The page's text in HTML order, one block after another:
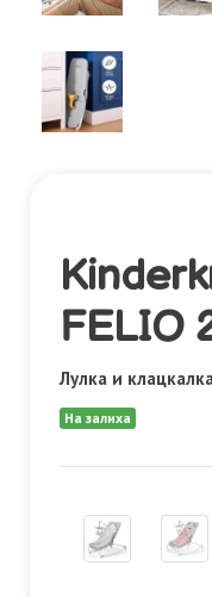
FELIO
Лулка и
На залиха